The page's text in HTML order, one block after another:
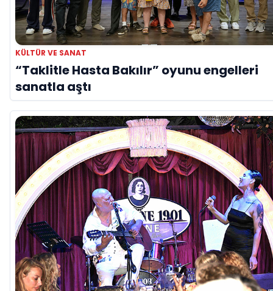
KÜLTÜR VE SANAT
“Taklitle Hasta Bakılır” oyunu engelleri
sanatla aştı